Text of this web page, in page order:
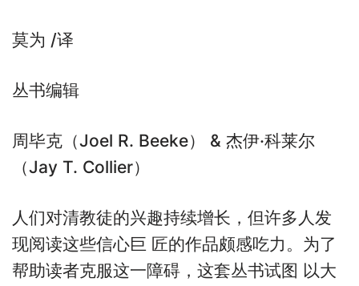
莫为 /译
丛书编辑
周毕克（Joel R. Beeke） & 杰伊·科莱尔
（Jay T. Collier）
人们对清教徒的兴趣持续增长，但许多人发
现阅读这些信心巨 匠的作品颇感吃力。为了
帮助读者克服这一障碍，这套丛书试图 以大